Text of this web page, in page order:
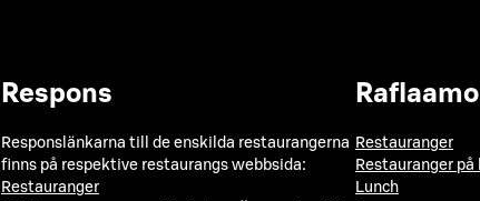
Respons
Responslänkarna till de enskilda restaurangerna
finns på respektive restaurangs webbsida:
Restauranger
Restauranger
Restauranger på
Lunch